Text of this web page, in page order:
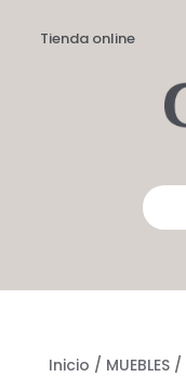
Tienda online
Inicio / MUEBLES/